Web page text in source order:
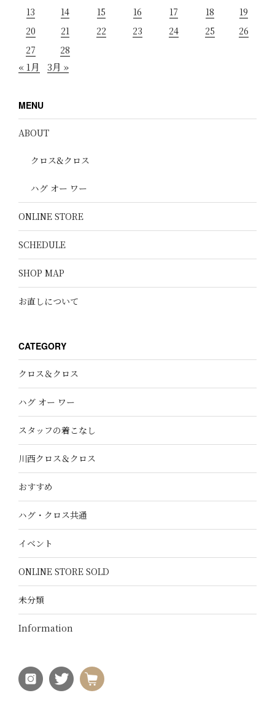
13
14 15 16 17 18
19
20
21 22 23 24 25
26
27
28
« 1月 3月 »
MENU
ABOUT
クロス&クロス
ハグ オー ワー
ONLINE STORE
SCHEDULE
SHOP MAP
お直しについて
CATEGORY
クロス＆クロス
ハグ オー ワー
スタッフの着こなし
川西クロス＆クロス
おすすめ
ハグ・クロス共通
イベント
ONLINE STORE SOLD
未分類
Information